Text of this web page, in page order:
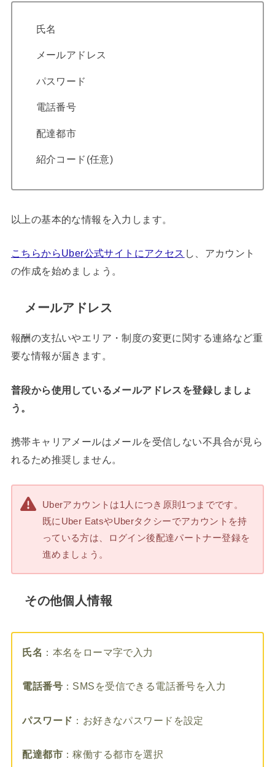
氏名
メールアドレス
パスワード
電話番号
配達都市
紹介コード(任意)
以上の基本的な情報を入力します。
こちらからUber公式サイトにアクセス し、アカウント
の作成を始めましょう。
メールアドレス
報酬の支払いやエリア・制度の変更に関する連絡など重
要な情報が届きます。
普段から使用しているメールアドレスを登録しましょ
う。
携帯キャリアメールはメールを受信しない不具合が見ら
れるため推奨しません。
Uberアカウントは1人につき原則1つまでです。
既にUber EatsやUberタクシーでアカウントを持
っている方は、ログイン後配達パートナー登録を
進めましょう。
その他個人情報
氏名 ：本名をローマ字で入力
電話番号 ：SMSを受信できる電話番号を入力
パスワード ：お好きなパスワードを設定
配達都市 ：稼働する都市を選択